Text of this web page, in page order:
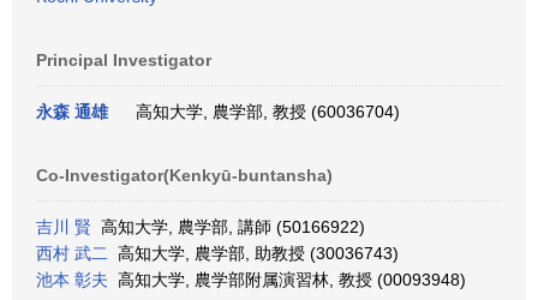
Principal Investigator
永森 通雄 高知大学, 農学部, 教授 (60036704)
Co-Investigator(Kenkyū-buntansha)
吉川 賢 高知大学, 農学部, 講師 (50166922)
西村 武二
高知大学, 農学部, 助教授 (30036743)
池本 彰夫 高知大学, 農学部附属演習林, 教授 (00093948)